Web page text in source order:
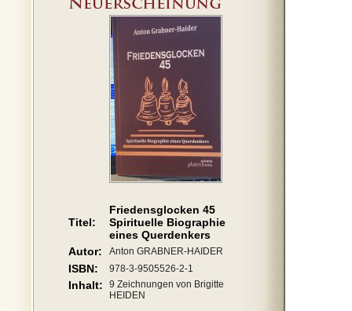
Titel:
Friedensglocken 45
Spirituelle Biographie
eines Querdenkers
Autor:
Anton GRABNER-HAIDER
ISBN: 978-3-9505526-2-1
Inhalt:
9 Zeichnungen von Brigitte
HEIDEN